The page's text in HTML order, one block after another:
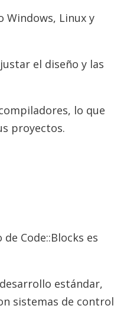
Windows, Linux y
el diseño y las
lo que
proyectos.
Code::Blocks es
estándar,
sistemas de control